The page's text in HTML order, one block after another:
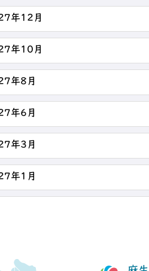
年12月
年10月
年8月
年6月
年3月
年1月